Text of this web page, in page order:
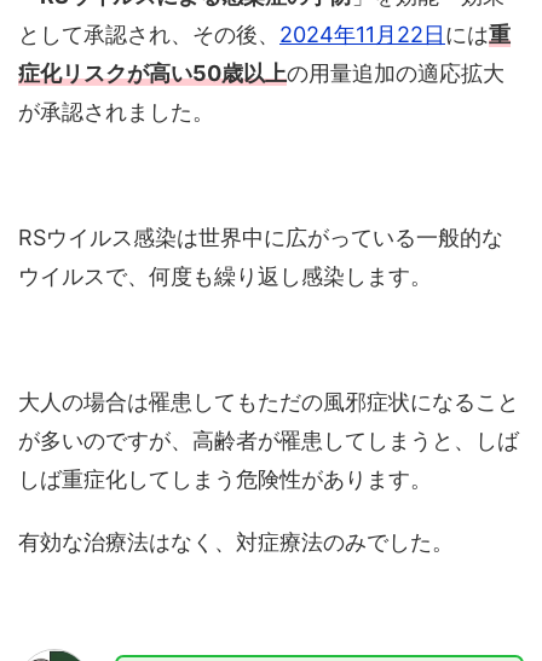
として承認され、その後、 2024年11月22日には重
症化リスクが高い50歳以上の用量追加の適応拡大
が承認されました。
RSウイルス感染は世界中に広がっている一般的な
ウイルスで、何度も繰り返し感染します。
大人の場合は罹患してもただの風邪症状になること
が多いのですが、高齢者が罹患してしまうと、しば
しば重症化してしまう危険性があります。
有効な治療法はなく、対症療法のみでした。